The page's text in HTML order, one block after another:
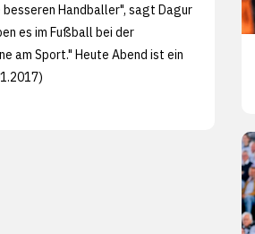
besseren Handballer", sagt Dagur
es im Fußball bei der
am Sport." Heute Abend ist ein